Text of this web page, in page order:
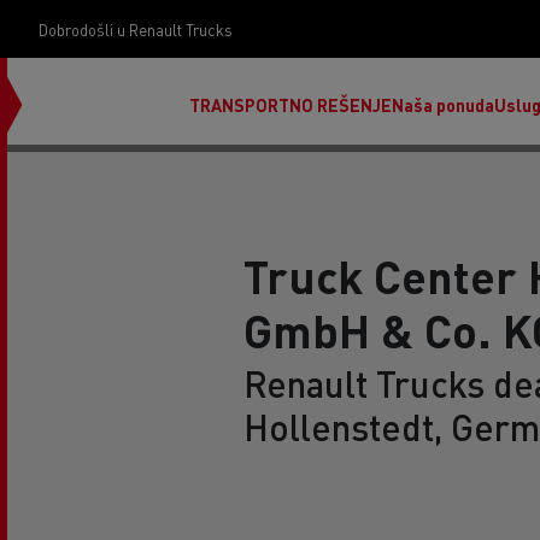
Dobrodošli u Renault Trucks
TRANSPORTNO REŠENJENaša ponuda
Truck Center
GmbH & Co.
Renault Trucks
Hollenstedt,